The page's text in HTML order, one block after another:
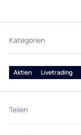
Kategorien
Aktien Livetrading
Teilen